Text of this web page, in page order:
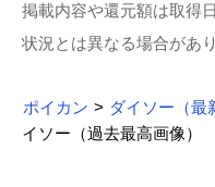
掲載内容や還元額は取得
状況とは異なる場合があり
ポイカン > ダイソー（最
イソー（過去最高画像）